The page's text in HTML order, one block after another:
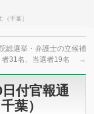
千葉）
総選挙・弁護士の立候補
者31名、当選者19名
→
付官報通
葉）